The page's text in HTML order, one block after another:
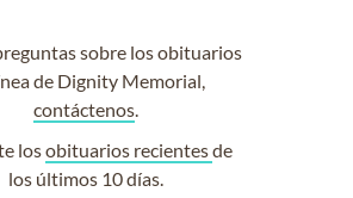
sobre los obituarios
de Dignity Memorial,
contáctenos.
losobituarios recientesde
los últimos 10 días.